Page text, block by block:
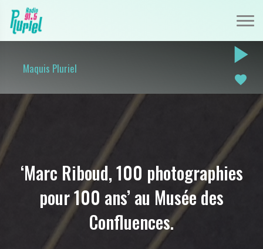
Maquis Pluriel play_arrow
favorite
‘Marc Riboud, 100 photographies
pour 100 ans’ au Musée des
Confluences.